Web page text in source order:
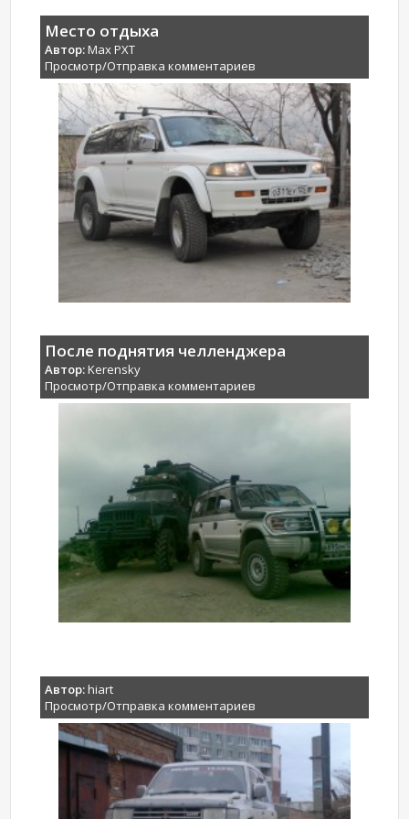
Место отдыха
Автор:Max PXT
Просмотр/Отправка комментариев
После поднятия челленджера
Автор:Kerensky
Просмотр/Отправка комментариев
Автор:hiart
Просмотр/Отправка комментариев